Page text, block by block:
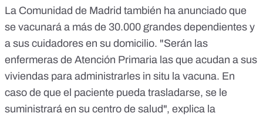
La Comunidad de Madrid también ha anunciado que
se vacunará a más de 30.000 grandes dependientes y
a sus cuidadores en su domicilio. "Serán las
enfermeras de Atención Primaria las que acudan a sus
viviendas para administrarles in situ la vacuna. En
caso de que el paciente pueda trasladarse, se le
suministrará en su centro de salud", explica la